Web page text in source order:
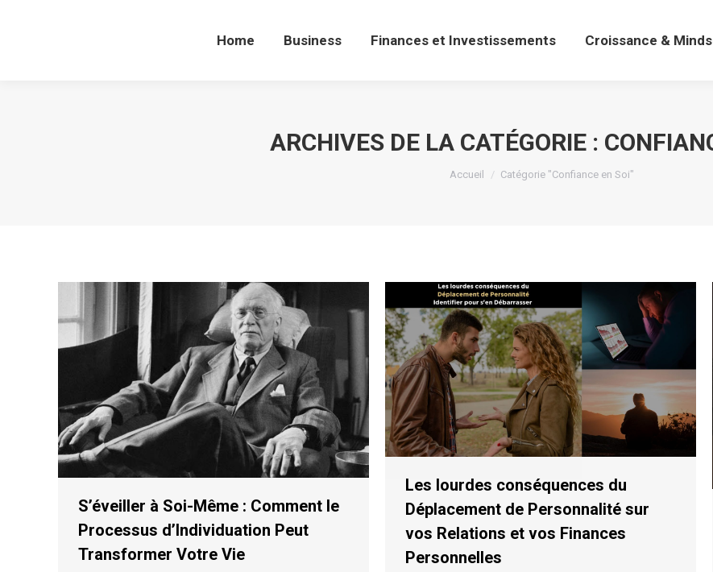
Home Business Finances et Investissements Croissance &
ARCHIVES DE LA CATÉGORIE :
Vous êtes ici :
Accueil Catégorie "Confiance en Soi"
S’éveiller à Soi-Même : Comment le
Processus d’Individuation Peut
Transformer Votre Vie
Les lourdes conséquences du
Déplacement de Personnalité sur
vos Relations et vos Finances
Personnelles